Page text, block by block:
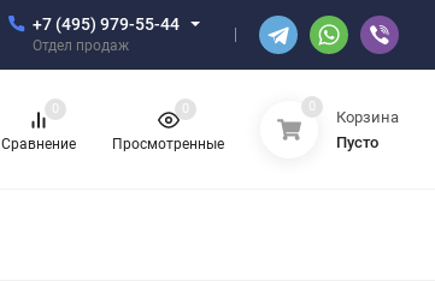
+7 (495) 979-55-44
Отдел продаж
Сравнение
0
Просмотренные
0 0
Корзина
Пусто